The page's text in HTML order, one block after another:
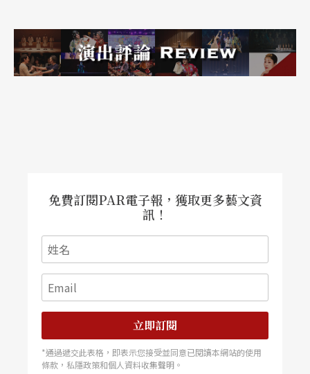
免費訂閱PAR電子報，獲取更多藝文資
訊！
立即訂閱
*通過遞交此表格，即表示您接受並同意已閱讀本網站的使用
條款，私隱政策和個人資料收集聲明。